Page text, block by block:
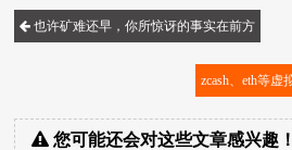
也许矿难还早，你所惊讶的事实在前方
zcash、eth等
您可能还会对这些文章感兴趣！